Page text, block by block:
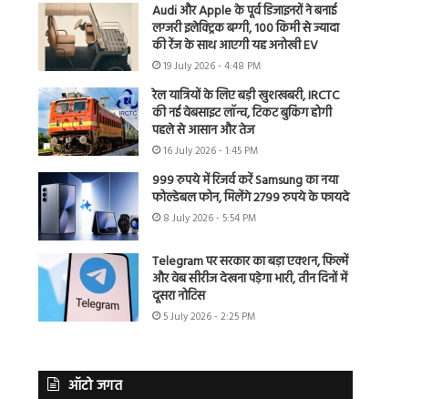
Audi और Apple के पूर्व डिजाइनरों ने बनाई
लग्जरी इलेक्ट्रिक बग्गी, 100 किमी से ज्यादा
की रेंज के साथ आएगी यह अनोखी EV
19 July 2026 - 4:48 PM
रेल यात्रियों के लिए बड़ी खुशखबरी, IRCTC
की नई वेबसाइट लॉन्च, टिकट बुकिंग होगी
पहले से आसान और तेज
16 July 2026 - 1:45 PM
999 रुपये में रिजर्व करें Samsung का नया
फोल्डेबल फोन, मिलेंगे 2799 रुपये के फायदे
8 July 2026 - 5:54 PM
Telegram पर सरकार का बड़ा एक्शन, फिल्में
और वेब सीरीज देखना पड़ेगा भारी, तीन दिनों में
दूसरा नोटिस
5 July 2026 - 2:25 PM
ऑटो जगत